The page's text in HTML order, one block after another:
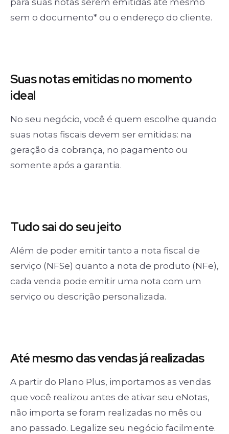
para suas notas serem emitidas até mesmo
sem o documento* ou o endereço do cliente.
Suas notasemitidas no momento
ideal
No seu negócio, você é quem escolhe quando
suas notas fiscais devem ser emitidas: na
geração da cobrança, no pagamento ou
somente após a garantia.
Tudo saido seu jeito
Além de poder emitir tanto a nota fiscal de
serviço (NFSe) quanto a nota de produto (NFe),
cada venda pode emitir uma nota com um
serviço ou descrição personalizada.
Até mesmo dasvendas já realizadas
A partir do Plano Plus, importamos as vendas
que você realizou antes de ativar seu eNotas,
não importa se foram realizadas no mês ou
ano passado. Legalize seu negócio facilmente.